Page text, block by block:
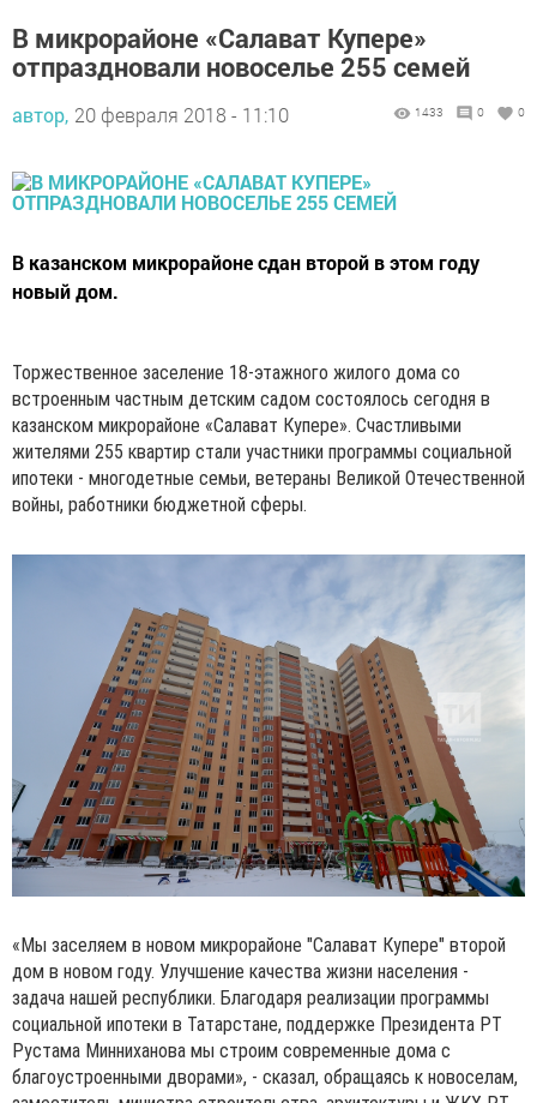
В микрорайоне «Салават Купере»
отпраздновали новоселье 255 семей
автор, 20 февраля 2018 - 11:10 1433 0 0
В казанском микрорайоне сдан второй в этом году
новый дом.
Торжественное заселение 18-этажного жилого дома со
встроенным частным детским садом состоялось сегодня в
казанском микрорайоне «Салават Купере». Счастливыми
жителями 255 квартир стали участники программы социальной
ипотеки - многодетные семьи, ветераны Великой Отечественной
войны, работники бюджетной сферы.
«Мы заселяем в новом микрорайоне "Салават Купере" второй
дом в новом году. Улучшение качества жизни населения -
задача нашей республики. Благодаря реализации программы
социальной ипотеки в Татарстане, поддержке Президента РТ
Рустама Минниханова мы строим современные дома с
благоустроенными дворами», - сказал, обращаясь к новоселам,